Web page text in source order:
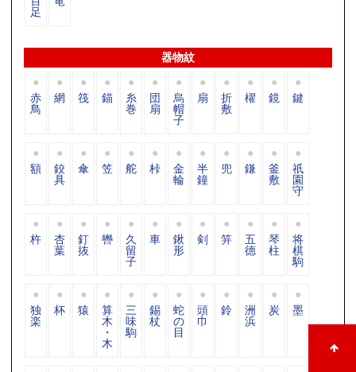
足
器物紋
赤
鳥
網 筏 錨 糸
巻
団
扇
烏
帽
子
扇 折
敷
櫂 鏡 鍵
額 鉸
具
傘 笠 舵 桛 金
輪
半
鐘
兜 鎌 釜
敷
祇
園
守
杵 杏
葉
釘
抜
轡 久
留
子
車 鍬
形
剣 笄 五
德
琴
柱
将
棋
駒
独
楽
杯 猿 算
木
・
木
三
味
駒
錫
杖
蛇
の
目
頭
巾
鈴 洲
浜
炭 墨